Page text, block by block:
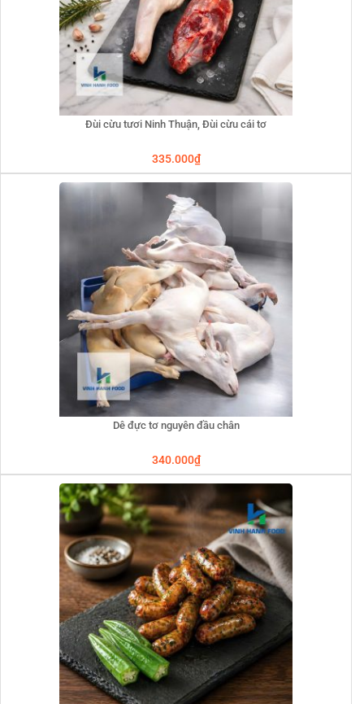
Đùi cừu tươi Ninh Thuận, Đùi cừu cái tơ
335.000₫
Dê đực tơ nguyên đầu chân
340.000₫